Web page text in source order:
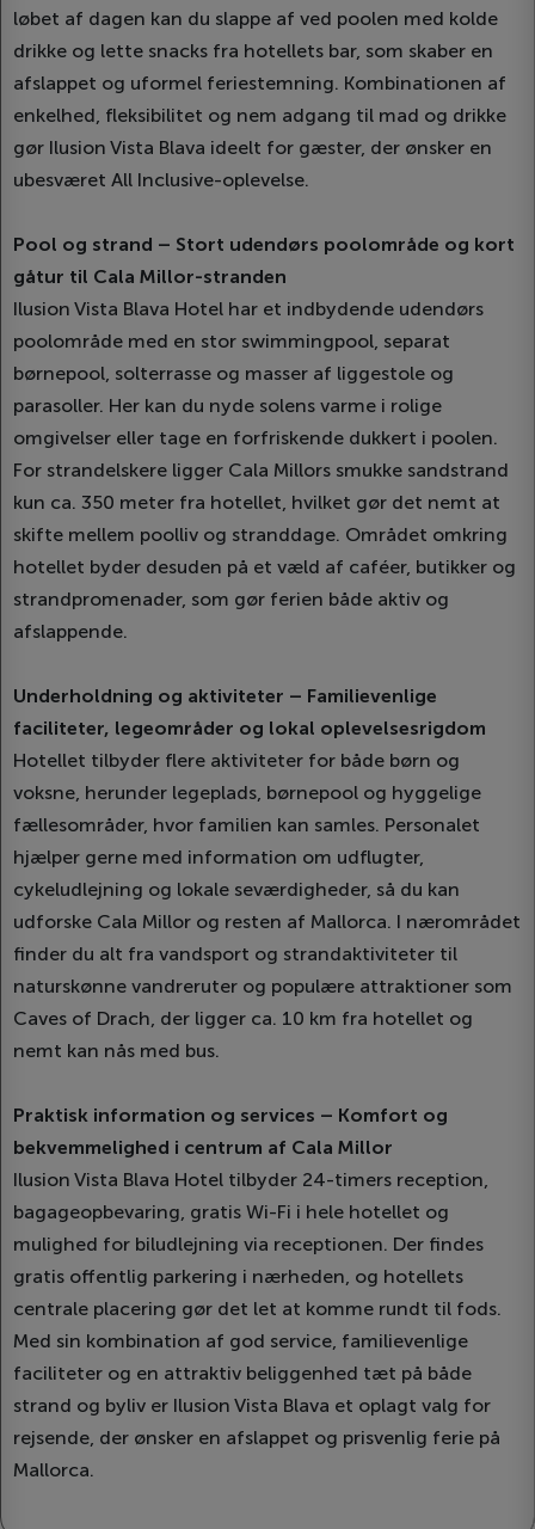
løbet af dagen kan du slappe af ved poolen med kolde
drikke og lette snacks fra hotellets bar, som skaber en
afslappet og uformel feriestemning. Kombinationen af
enkelhed, fleksibilitet og nem adgang til mad og drikke
gør Ilusion Vista Blava ideelt for gæster, der ønsker en
ubesværet All Inclusive-oplevelse.
Pool og strand – Stort udendørs poolområde og kort
gåtur til Cala Millor-stranden
Ilusion Vista Blava Hotel har et indbydende udendørs
poolområde med en stor swimmingpool, separat
børnepool, solterrasse og masser af liggestole og
parasoller. Her kan du nyde solens varme i rolige
omgivelser eller tage en forfriskende dukkert i poolen.
For strandelskere ligger Cala Millors smukke sandstrand
kun ca. 350 meter fra hotellet, hvilket gør det nemt at
skifte mellem poolliv og stranddage. Området omkring
hotellet byder desuden på et væld af caféer, butikker og
strandpromenader, som gør ferien både aktiv og
afslappende.
Underholdning og aktiviteter – Familievenlige
faciliteter, legeområder og lokal oplevelsesrigdom
Hotellet tilbyder flere aktiviteter for både børn og
voksne, herunder legeplads, børnepool og hyggelige
fællesområder, hvor familien kan samles. Personalet
hjælper gerne med information om udflugter,
cykeludlejning og lokale seværdigheder, så du kan
udforske Cala Millor og resten af Mallorca. I nærområdet
finder du alt fra vandsport og strandaktiviteter til
naturskønne vandreruter og populære attraktioner som
Caves of Drach, der ligger ca. 10 km fra hotellet og
nemt kan nås med bus.
Praktisk information og services – Komfort og
bekvemmelighed i centrum af Cala Millor
Ilusion Vista Blava Hotel tilbyder 24-timers reception,
bagageopbevaring, gratis Wi-Fi i hele hotellet og
mulighed for biludlejning via receptionen. Der findes
gratis offentlig parkering i nærheden, og hotellets
centrale placering gør det let at komme rundt til fods.
Med sin kombination af god service, familievenlige
faciliteter og en attraktiv beliggenhed tæt på både
strand og byliv er Ilusion Vista Blava et oplagt valg for
rejsende, der ønsker en afslappet og prisvenlig ferie på
Mallorca.